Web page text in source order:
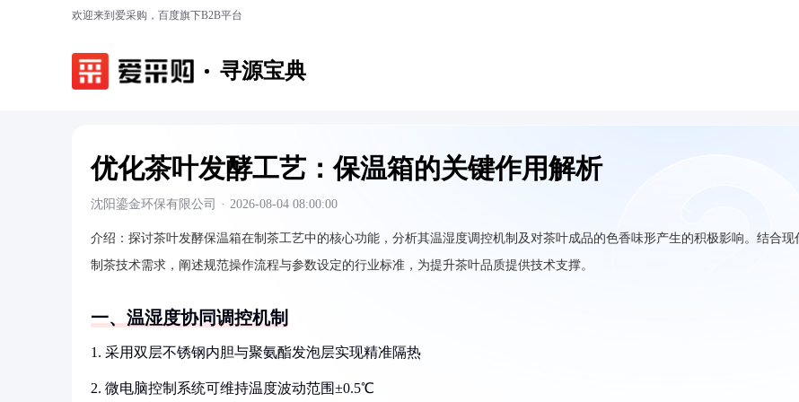
欢迎来到爱采购，百度旗下B2B平台
寻源宝典
优化茶叶发酵工艺：保温箱的关键作用解析
沈阳鎏金环保有限公司 · 2026-08-04 08:00:00
介绍： 探讨茶叶发酵保温箱在制茶工艺中的核心功能，分析其温湿度调控机制及对茶叶成品的色香味形产生的积极影响。结合现
制茶技术需求，阐述规范操作流程与参数设定的行业标准，为提升茶叶品质提供技术支撑。
一、温湿度协同调控机制
1. 采用双层不锈钢内胆与聚氨酯发泡层实现精准隔热
2. 微电脑控制系统可维持温度波动范围±0.5℃